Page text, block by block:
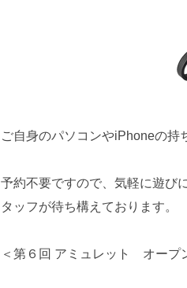
ご自身のパソコンやiPhoneの持
予約不要ですので、気軽に遊び
タッフが待ち構えております。
＜第６回 アミュレット オープ